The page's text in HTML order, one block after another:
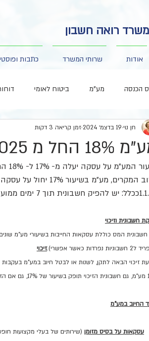
משרד רואה חשבון
אודות שרותי המשרד כתבות
הכנסה מע"מ ביטוח לאומי
כלכלת המשפחה ופנסיה
מ 1.1.2025 - חשוב לדעת
חן נוי 19 בדצמ׳ 2024 זמן קריאה 3 דקות
המע"מ על עסקה יעלה מ- 17% ל- 18% החל מיום 1 בינואר 2025.
ימים ממועד החיוב/תשלום.
חשבונית וזיכוי
המס כוללת עסקאות החייבות בשיעורי מע"מ
נפרדות כאשר אפשרי).
זיכוי
זיכוי הבאה לתקן, לשנות או לבטל חיוב במע"מ
החיוב במע"מ
עסקאות על בסיס מזומן (שירותים של בעלי מקצועות